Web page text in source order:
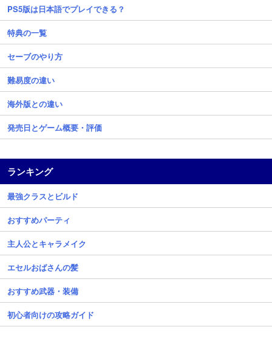
PS5版は日本語でプレイできる？
特典の一覧
セーブのやり方
難易度の違い
海外版との違い
発売日とゲーム概要・評価
ランキング
最強クラスとビルド
おすすめパーティ
主人公とキャラメイク
エセルおばさんの髪
おすすめ武器・装備
初心者向けの攻略ガイド